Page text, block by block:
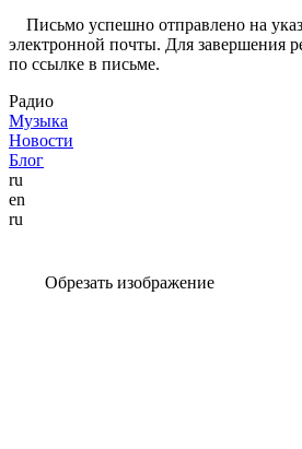
Письмо успешно отправлено на
электронной почты. Для завершения
по ссылке в письме.
Радио
Музыка
Новости
Блог
ru
en
ru
Обрезать изображение